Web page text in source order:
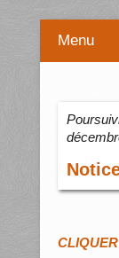
Menu